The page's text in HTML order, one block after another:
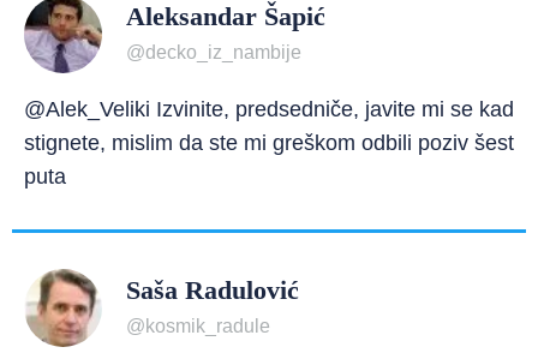
Aleksandar Šapić
@decko_iz_nambije
@Alek_Veliki Izvinite, predsedniče, javite mi se kad
stignete, mislim da ste mi greškom odbili poziv šest
puta
Saša Radulović
@kosmik_radule